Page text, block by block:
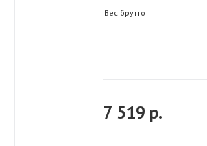
Вес брутто
7 519 р.